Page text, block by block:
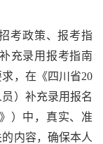
考政策、报考指
充录用报考指南
，在《四川省20
）补充录用报名
）中，真实、准
内容，确保本人